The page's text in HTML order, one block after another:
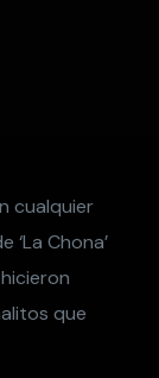
cualquier
Chona’
que